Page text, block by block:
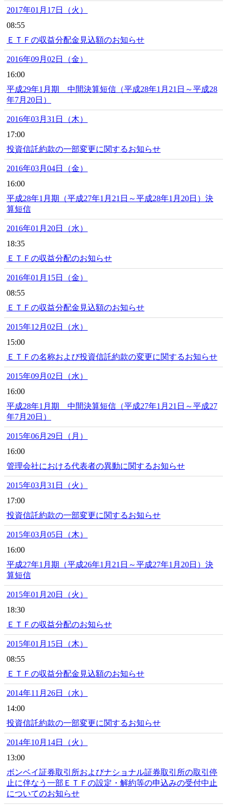
2017年01月17日（火）
08:55
ＥＴＦの収益分配金見込額のお知らせ
2016年09月02日（金）
16:00
平成29年1月期 中間決算短信（平成28年1月21日～平成28
年7月20日）
2016年03月31日（木）
17:00
投資信託約款の一部変更に関するお知らせ
2016年03月04日（金）
16:00
平成28年1月期（平成27年1月21日～平成28年1月20日）決
算短信
2016年01月20日（水）
18:35
ＥＴＦの収益分配のお知らせ
2016年01月15日（金）
08:55
ＥＴＦの収益分配金見込額のお知らせ
2015年12月02日（水）
15:00
ＥＴＦの名称および投資信託約款の変更に関するお知らせ
2015年09月02日（水）
16:00
平成28年1月期 中間決算短信（平成27年1月21日～平成27
年7月20日）
2015年06月29日（月）
16:00
管理会社における代表者の異動に関するお知らせ
2015年03月31日（火）
17:00
投資信託約款の一部変更に関するお知らせ
2015年03月05日（木）
16:00
平成27年1月期（平成26年1月21日～平成27年1月20日）決
算短信
2015年01月20日（火）
18:30
ＥＴＦの収益分配のお知らせ
2015年01月15日（木）
08:55
ＥＴＦの収益分配金見込額のお知らせ
2014年11月26日（水）
14:00
投資信託約款の一部変更に関するお知らせ
2014年10月14日（火）
13:00
ボンベイ証券取引所およびナショナル証券取引所の取引停
止に伴なう一部ＥＴＦの設定・解約等の申込みの受付中止
についてのお知らせ